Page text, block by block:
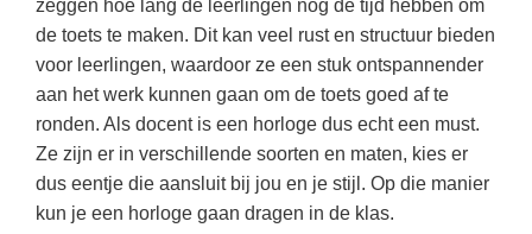
Kerstfeest
Kinderboekenweek
Kleurplaten
Mediawijsheid
Nieuws
Onderwijsprijs
Verzorging
MEER...
AI voor het onderwijs
Kruiswoordpuzzels
Onderwijslonen
zeggen hoe lang de leerlingen nog de tijd hebben om
de toets te maken. Dit kan veel rust en structuur bieden
voor leerlingen, waardoor ze een stuk ontspannender
aan het werk kunnen gaan om de toets goed af te
ronden. Als docent is een horloge dus echt een must.
Ze zijn er in verschillende soorten en maten, kies er
dus eentje die aansluit bij jou en je stijl. Op die manier
kun je een horloge gaan dragen in de klas.